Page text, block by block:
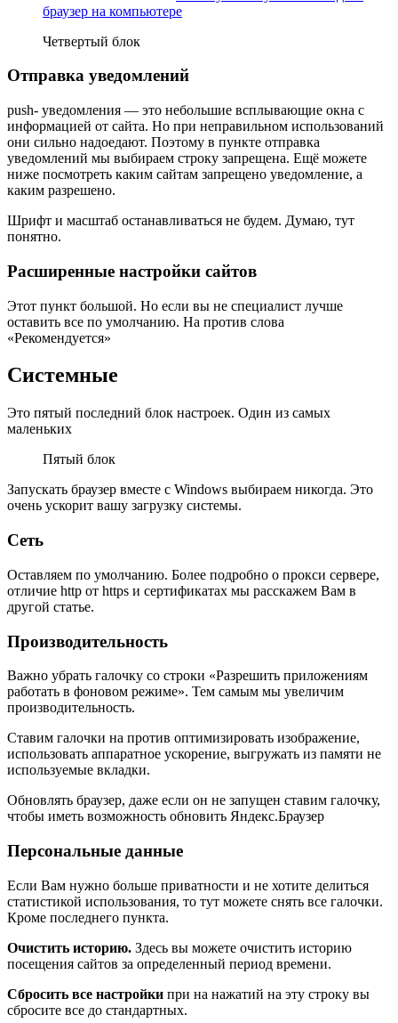
браузер на компьютере
Четвертый блок
Отправка уведомлений
push- уведомления — это небольшие всплывающие окна с
информацией от сайта. Но при неправильном использований
они сильно надоедают. Поэтому в пункте отправка
уведомлений мы выбираем строку запрещена. Ещё можете
ниже посмотреть каким сайтам запрещено уведомление, а
каким разрешено.
Шрифт и масштаб останавливаться не будем. Думаю, тут
понятно.
Расширенные настройки сайтов
Этот пункт большой. Но если вы не специалист лучше
оставить все по умолчанию. На против слова
«Рекомендуется»
Системные
Это пятый последний блок настроек. Один из самых
маленьких
Пятый блок
Запускать браузер вместе с Windows выбираем никогда. Это
очень ускорит вашу загрузку системы.
Сеть
Оставляем по умолчанию. Более подробно о прокси сервере,
отличие http от https и сертификатах мы расскажем Вам в
другой статье.
Производительность
Важно убрать галочку со строки «Разрешить приложениям
работать в фоновом режиме». Тем самым мы увеличим
производительность.
Ставим галочки на против оптимизировать изображение,
использовать аппаратное ускорение, выгружать из памяти не
используемые вкладки.
Обновлять браузер, даже если он не запущен ставим галочку,
чтобы иметь возможность обновить Яндекс.Браузер
Персональные данные
Если Вам нужно больше приватности и не хотите делиться
статистикой использования, то тут можете снять все галочки.
Кроме последнего пункта.
Очистить историю. Здесь вы можете очистить историю
посещения сайтов за определенный период времени.
Сбросить все настройки при на нажатий на эту строку вы
сбросите все до стандартных.